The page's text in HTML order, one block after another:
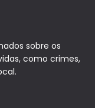
sobre os
como crimes,